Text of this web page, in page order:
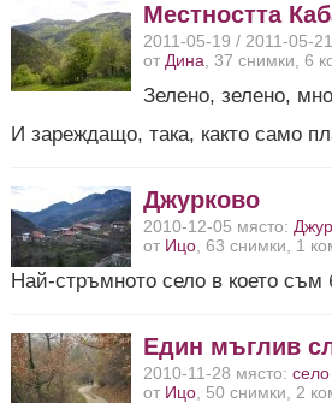
Местността
2011-05-19 / 2011-05-
от Дина , 37 снимки, 6
Зелено, зелено,
И зареждащо, така, както само
Джурково
2010-12-05 място:
от Ицо , 63 снимки, 1
Най-стръмното село в което
Един мъглив
2010-11-28 място:
от Ицо , 50 снимки, 2